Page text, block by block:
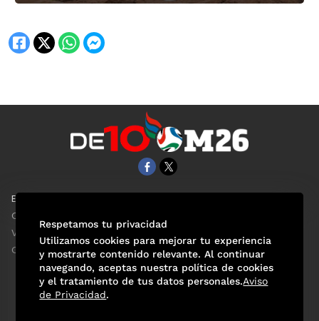
EL UNIVERSAL
Clase
ViveUSA
Confabulario
Respetamos tu privacidad
Utilizamos cookies para mejorar tu experiencia
y mostrarte contenido relevante. Al continuar
navegando, aceptas nuestra política de cookies
y el tratamiento de tus datos personales.Aviso
de Privacidad.